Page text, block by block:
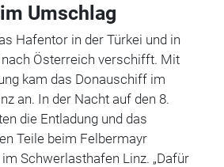
Umschlag
Hafentor in der Türkei und in
Österreich verschifft. Mit
kam das Donauschiff im
an. In der Nacht auf den 8.
die Entladung und das
Teile beim Felbermayr
Schwerlasthafen Linz. „Dafür